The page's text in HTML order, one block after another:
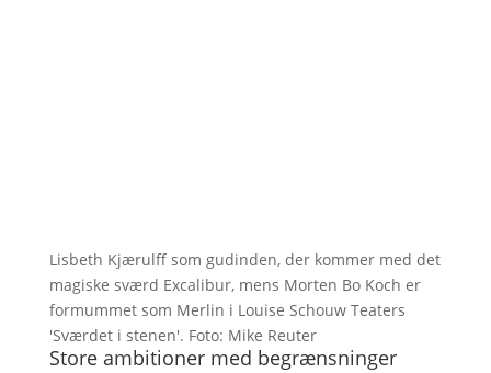
Lisbeth Kjærulff som gudinden, der kommer med det
magiske sværd Excalibur, mens Morten Bo Koch er
formummet som Merlin i Louise Schouw Teaters
'Sværdet i stenen'. Foto: Mike Reuter
Store ambitioner med begrænsninger